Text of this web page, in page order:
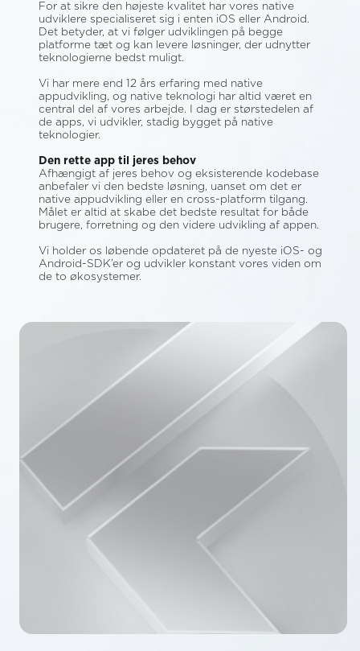
For at sikre den højeste kvalitet har vores native
udviklere specialiseret sig i enten iOS eller Android.
Det betyder, at vi følger udviklingen på begge
platforme tæt og kan levere løsninger, der udnytter
teknologierne bedst muligt.
Vi har mere end 12 års erfaring med native
appudvikling, og native teknologi har altid været en
central del af vores arbejde. I dag er størstedelen af
de apps, vi udvikler, stadig bygget på native
teknologier.
Den rette app til jeres behov
Afhængigt af jeres behov og eksisterende kodebase
anbefaler vi den bedste løsning, uanset om det er
native appudvikling eller en cross-platform tilgang.
Målet er altid at skabe det bedste resultat for både
brugere, forretning og den videre udvikling af appen.
Vi holder os løbende opdateret på de nyeste iOS- og
Android-SDK’er og udvikler konstant vores viden om
de to økosystemer.